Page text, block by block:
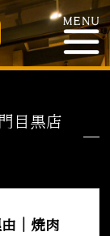
目黒店
｜焼肉